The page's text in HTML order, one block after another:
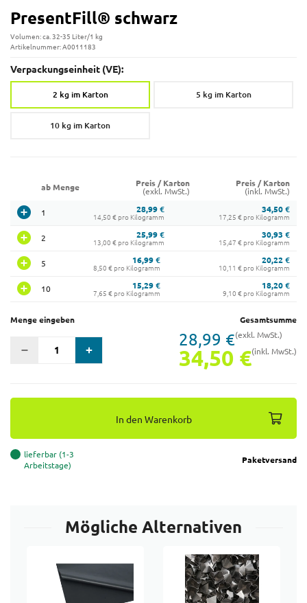
PresentFill® schwarz
Volumen: ca. 32-35 Liter/1 kg
Artikelnummer: A0011183
Verpackungseinheit (VE):
2 kg im Karton 5 kg im Karton
10 kg im Karton
ab Menge
Preis / Karton
(exkl. MwSt.)
Preis / Karton
(inkl. MwSt.)
1 28,99 €
14,50 € pro Kilogramm
34,50 €
17,25 € pro Kilogramm
2 25,99 €
13,00 € pro Kilogramm
30,93 €
15,47 € pro Kilogramm
5 16,99 €
8,50 € pro Kilogramm
20,22 €
10,11 € pro Kilogramm
10 15,29 €
7,65 € pro Kilogramm
18,20 €
9,10 € pro Kilogramm
Menge eingeben Gesamtsumme
28,99 €(exkl. MwSt.)
34,50 €(inkl. MwSt.)
In den Warenkorb
lieferbar (1-3
Arbeitstage)
Paketversand
Mögliche Alternativen